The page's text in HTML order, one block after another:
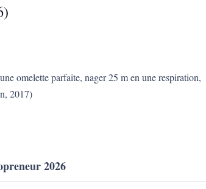
omelette parfaite, nager 25 m en une respiration,
2017)
2026